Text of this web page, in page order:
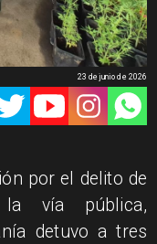
23 de junio de 2026
por el delito de
la vía pública,
detuvo a tres